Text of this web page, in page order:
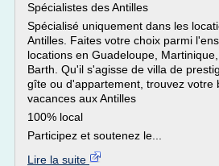
Spécialistes des Antilles
Spécialisé uniquement dans les
Antilles. Faites votre choix parmi
locations en Guadeloupe,
Barth. Qu'il s'agisse de villa de
gîte ou d'appartement, trouvez votre
vacances aux Antilles
100% local
Participez et soutenez le...
Lire la suite